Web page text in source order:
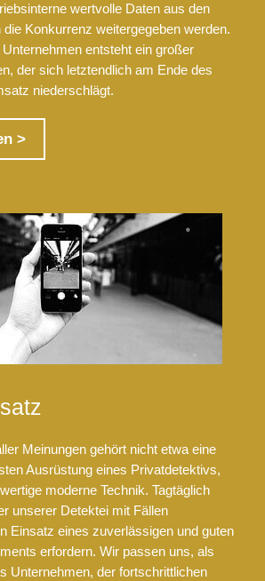
wertvolle Daten aus den
die Konkurrenz weitergegeben werden.
entsteht ein großer
der sich letztendlich am Ende des
niederschlägt.
>
Meinungen gehört nicht etwa eine
Ausrüstung eines Privatdetektivs,
moderne Technik. Tagtäglich
unserer Detektei mit Fällen
Einsatz eines zuverlässigen und guten
erfordern. Wir passen uns, als
Unternehmen, der fortschrittlichen